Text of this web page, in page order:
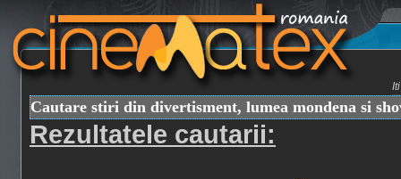
Cautare stiri din divertisment, lumea mondena si
Rezultatele cautarii: